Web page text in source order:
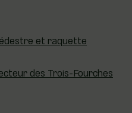
et raquette
des Trois-Fourches